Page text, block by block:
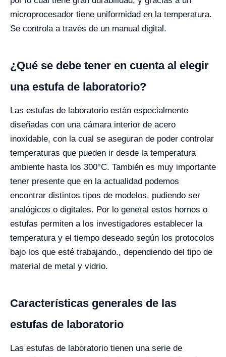
microprocesador tiene uniformidad en la temperatura.
Se controla a través de un manual digital.
¿Qué se debe tener en cuenta al elegir
una estufa de laboratorio?
Las estufas de laboratorio están especialmente
diseñadas con una cámara interior de acero
inoxidable, con la cual se aseguran de poder controlar
temperaturas que pueden ir desde la temperatura
ambiente hasta los 300°C. También es muy importante
tener presente que en la actualidad podemos
encontrar distintos tipos de modelos, pudiendo ser
analógicos o digitales. Por lo general estos hornos o
estufas permiten a los investigadores establecer la
temperatura y el tiempo deseado según los protocolos
bajo los que esté trabajando., dependiendo del tipo de
material de metal y vidrio.
Características generales de las
estufas de laboratorio
Las estufas de laboratorio tienen una serie de